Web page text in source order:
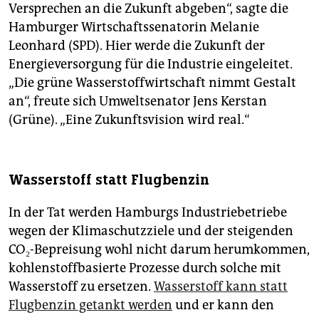
Versprechen an die Zukunft abgeben“, sagte die
Hamburger Wirtschaftssenatorin Melanie
Leonhard (SPD). Hier werde die Zukunft der
Energieversorgung für die Industrie eingeleitet.
„Die grüne Wasserstoffwirtschaft nimmt Gestalt
an“, freute sich Umweltsenator Jens Kerstan
(Grüne). „Eine Zukunftsvision wird real.“
Wasserstoff statt Flugbenzin
In der Tat werden Hamburgs Industriebetriebe
wegen der Klimaschutzziele und der steigenden
CO₂-Bepreisung wohl nicht darum herumkommen,
kohlenstoffbasierte Prozesse durch solche mit
Wasserstoff zu ersetzen. Wasserstoff kann statt
Flugbenzin getankt werden und er kann den